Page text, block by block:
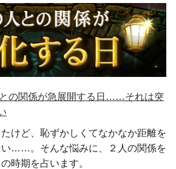
の関係が急展開する日……それは突
けど、恥ずかしくてなかなか距離を
い……。そんな悩みに、２人の関係を
時期を占います。